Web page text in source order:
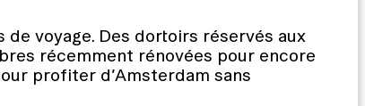
voyage. Des dortoirs réservés aux
récemment rénovées pour encore
profiter d’Amsterdam sans